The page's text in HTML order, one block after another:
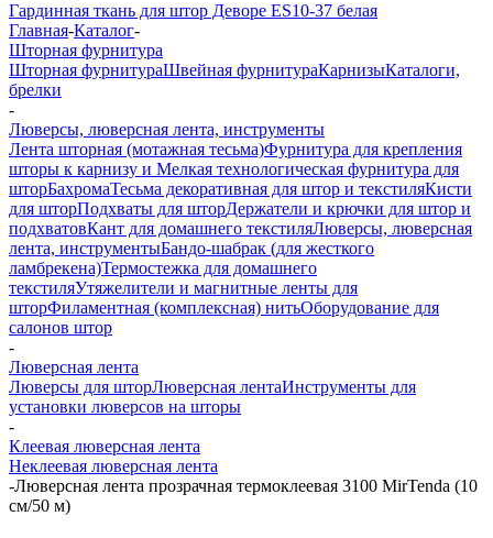
Гардинная ткань для штор Деворе ES10-37 белая
Главная-Каталог-
Шторная фурнитура
Шторная фурнитураШвейная фурнитураКарнизыКаталоги,
брелки
-
Люверсы, люверсная лента, инструменты
Лента шторная (мотажная тесьма)Фурнитура для крепления
шторы к карнизу и Мелкая технологическая фурнитура для
шторБахромаТесьма декоративная для штор и текстиляКисти
для шторПодхваты для шторДержатели и крючки для штор и
подхватовКант для домашнего текстиляЛюверсы, люверсная
лента, инструментыБандо-шабрак (для жесткого
ламбрекена)Термостежка для домашнего
текстиляУтяжелители и магнитные ленты для
шторФиламентная (комплексная) нитьОборудование для
салонов штор
-
Люверсная лента
Люверсы для шторЛюверсная лентаИнструменты для
установки люверсов на шторы
-
Клеевая люверсная лента
Неклеевая люверсная лента
-Люверсная лента прозрачная термоклеевая 3100 MirTenda (10
см/50 м)